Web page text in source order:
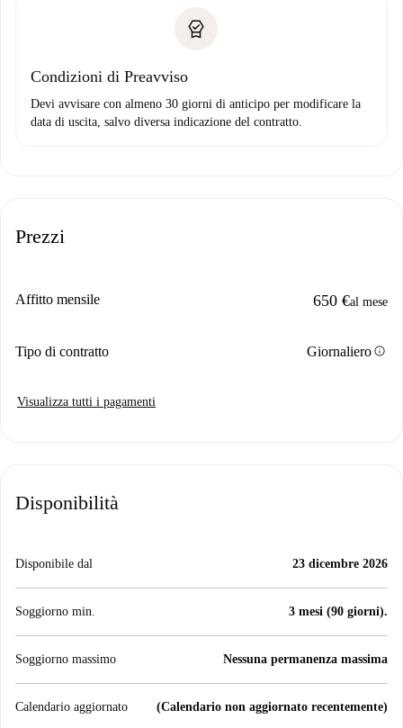
Condizioni di Preavviso
Devi avvisare con almeno 30 giorni di anticipo per modificare la
data di uscita, salvo diversa indicazione del contratto.
Prezzi
Affitto mensile 650 €al mese
Tipo di contratto Giornalieroinfo
Visualizza tutti i pagamenti
Disponibilità
Disponibile dal 23 dicembre 2026
Soggiorno min. 3 mesi (90 giorni).
Soggiorno massimo Nessuna permanenza massima
Calendario aggiornato (Calendario non aggiornato recentemente)